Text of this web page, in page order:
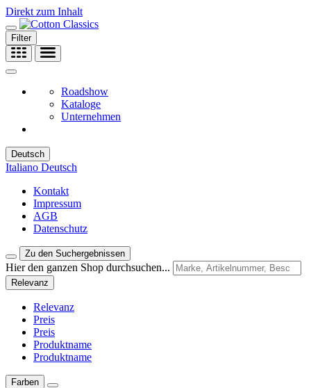
Direkt zum Inhalt
Filter
Roadshow
Kataloge
Unternehmen
Deutsch
Italiano Deutsch
Kontakt
Impressum
AGB
Datenschutz
Zu den Suchergebnissen
Hier den ganzen Shop durchsuchen...
Relevanz
Relevanz
Preis
Preis
Produktname
Produktname
Farben